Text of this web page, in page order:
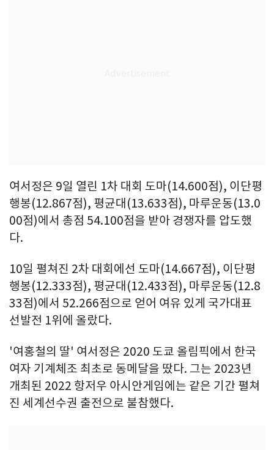
여서정은 9일 열린 1차 대회 도마(14.600점), 이단평
행봉(12.867점), 평균대(13.633점), 마루운동(13.0
00점)에서 총점 54.100점을 받아 경쟁자를 압도했
다.
10일 펼쳐진 2차 대회에선 도마(14.667점), 이단평
행봉(12.333점), 평균대(12.433점), 마루운동(12.8
33점)에서 52.266점으로 얻어 여유 있게 국가대표
선발전 1위에 올랐다.
'여홍철의 딸' 여서정은 2020 도쿄 올림픽에서 한국
여자 기계체조 최초로 동메달을 땄다. 그는 2023년
개최된 2022 항저우 아시안게임에는 같은 기간 펼쳐
진 세계선수권 출전으로 불참했다.